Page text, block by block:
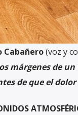
Cabañero(voz y
márgenes de
de que el